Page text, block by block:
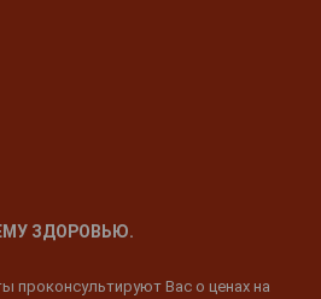
ЗДОРОВЬЮ.
проконсультируют Вас о ценах на